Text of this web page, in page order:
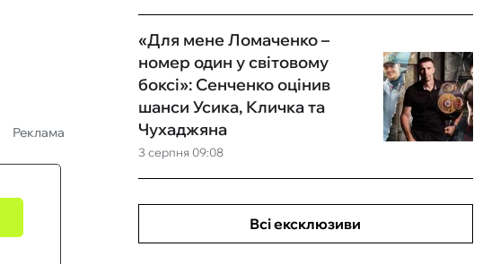
Реклама
3 серпня 09:08
«Для мене Ломаченко –
номер один у світовому
боксі»: Сенченко оцінив
шанси Усика, Кличка та
Чухаджяна
Всі ексклюзиви